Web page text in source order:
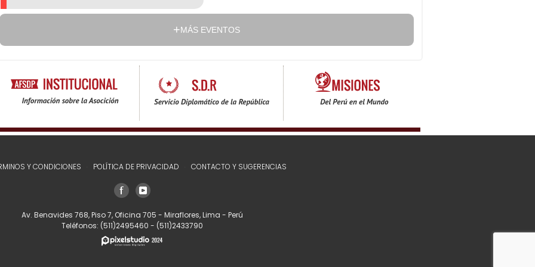
MÁS EVENTOS
Y CONDICIONES POLÍTICA DE PRIVACIDAD CONTACTO Y SUGERENCIAS
Av. Benavides 768, Piso 7, Oficina 705 - Miraflores, Lima - Perú
Teléfonos: (511)2495460 - (511)2433790